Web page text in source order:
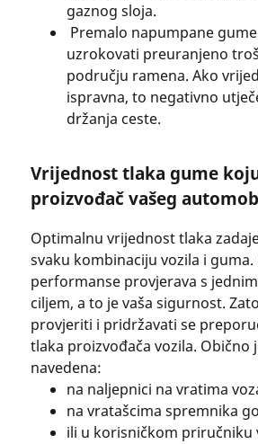
gaznog sloja.
Premalo napumpane
uzrokovati preuranjeno
području ramena. Ako
ispravna, to negativno
držanja ceste.
Vrijednost tlaka gume
proizvođač vašeg
Optimalnu vrijednost tlaka
svaku kombinaciju vozila i guma.
performanse provjerava s
ciljem, a to je vaša sigurnost.
provjeriti i pridržavati se
tlaka proizvođača vozila. Obično
navedena:
na naljepnici na vratima
na vratašcima spremnika
ili u korisničkom priručniku